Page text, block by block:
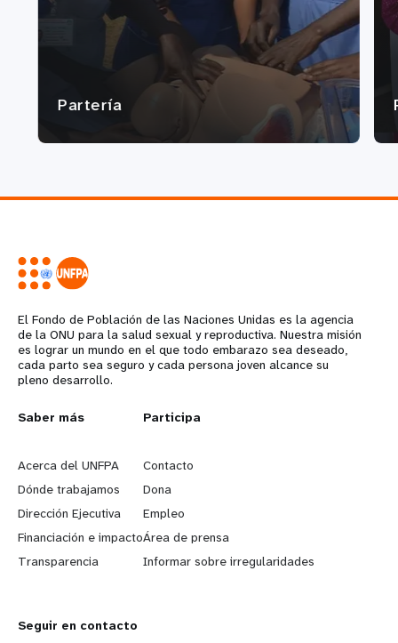
Partería
El Fondo de Población de las Naciones Unidas es la agencia
de la ONU para la salud sexual y reproductiva. Nuestra misión
es lograr un mundo en el que todo embarazo sea deseado,
cada parto sea seguro y cada persona joven alcance su
pleno desarrollo.
L
e
a
r
n
Saber más
Acerca del UNFPA
Dónde trabajamos
Dirección Ejecutiva
Financiación e impacto
Transparencia
G
o
b
e
y
Participa
Contacto
Dona
Empleo
Área de prensa
Informar sobre irregularidades
Seguir en contacto